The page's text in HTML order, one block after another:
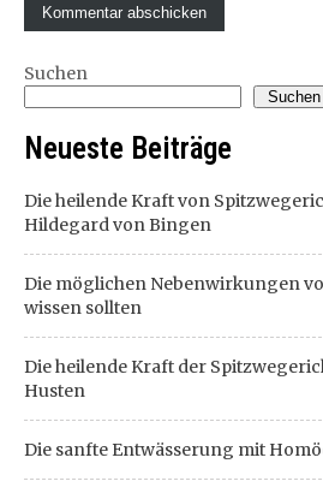
Suchen
Suchen
Neueste Beiträge
Die heilende Kraft von
Hildegard von Bingen
Die möglichen Nebenwirkungen
wissen sollten
Die heilende Kraft der
Husten
Die sanfte Entwässerung mit